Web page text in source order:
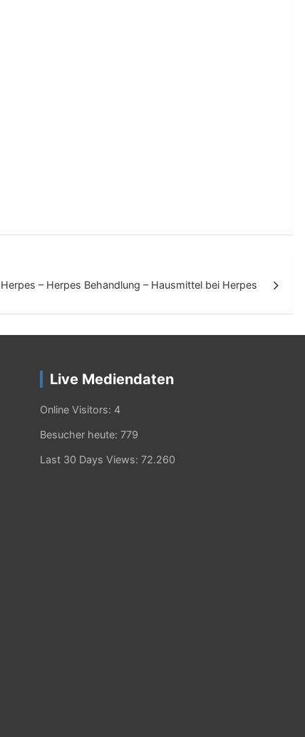
– Herpes Behandlung – Hausmittel bei Herpes
Live Mediendaten
Online Visitors: 4
Besucher heute: 779
Last 30 Days Views: 72.260